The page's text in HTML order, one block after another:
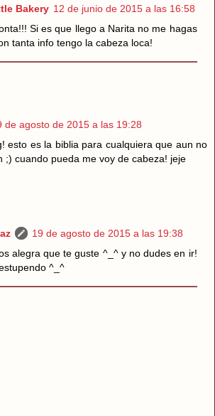
Bakery 12 de junio de 2015 a las 16:58
Si es que llego a Narita no me hagas
tanta info tengo la cabeza loca!
de agosto de 2015 a las 19:28
esto es la biblia para cualquiera que aun no
;) cuando pueda me voy de cabeza! jeje
19 de agosto de 2015 a las 19:38
alegra que te guste ^_^ y no dudes en ir!
^_^